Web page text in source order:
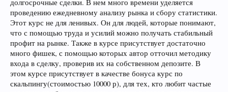
долгосрочные сделки. В нем много времени уделяется
проведению ежедневному анализу рынка и сбору статистики.
Этот курс не для ленивых. Он для людей, которые понимают,
что с помощью труда и усилий можно получать стабильный
профит на рынке. Также в курсе присутствует достаточно
много фишек, с помощью которых автор отточил методику
входа в сделку, проверив их на собственном депозите. В
этом курсе присутствует в качестве бонуса курс по
скальпингу(стоимостью 10000 р), для тех, кто любит частые